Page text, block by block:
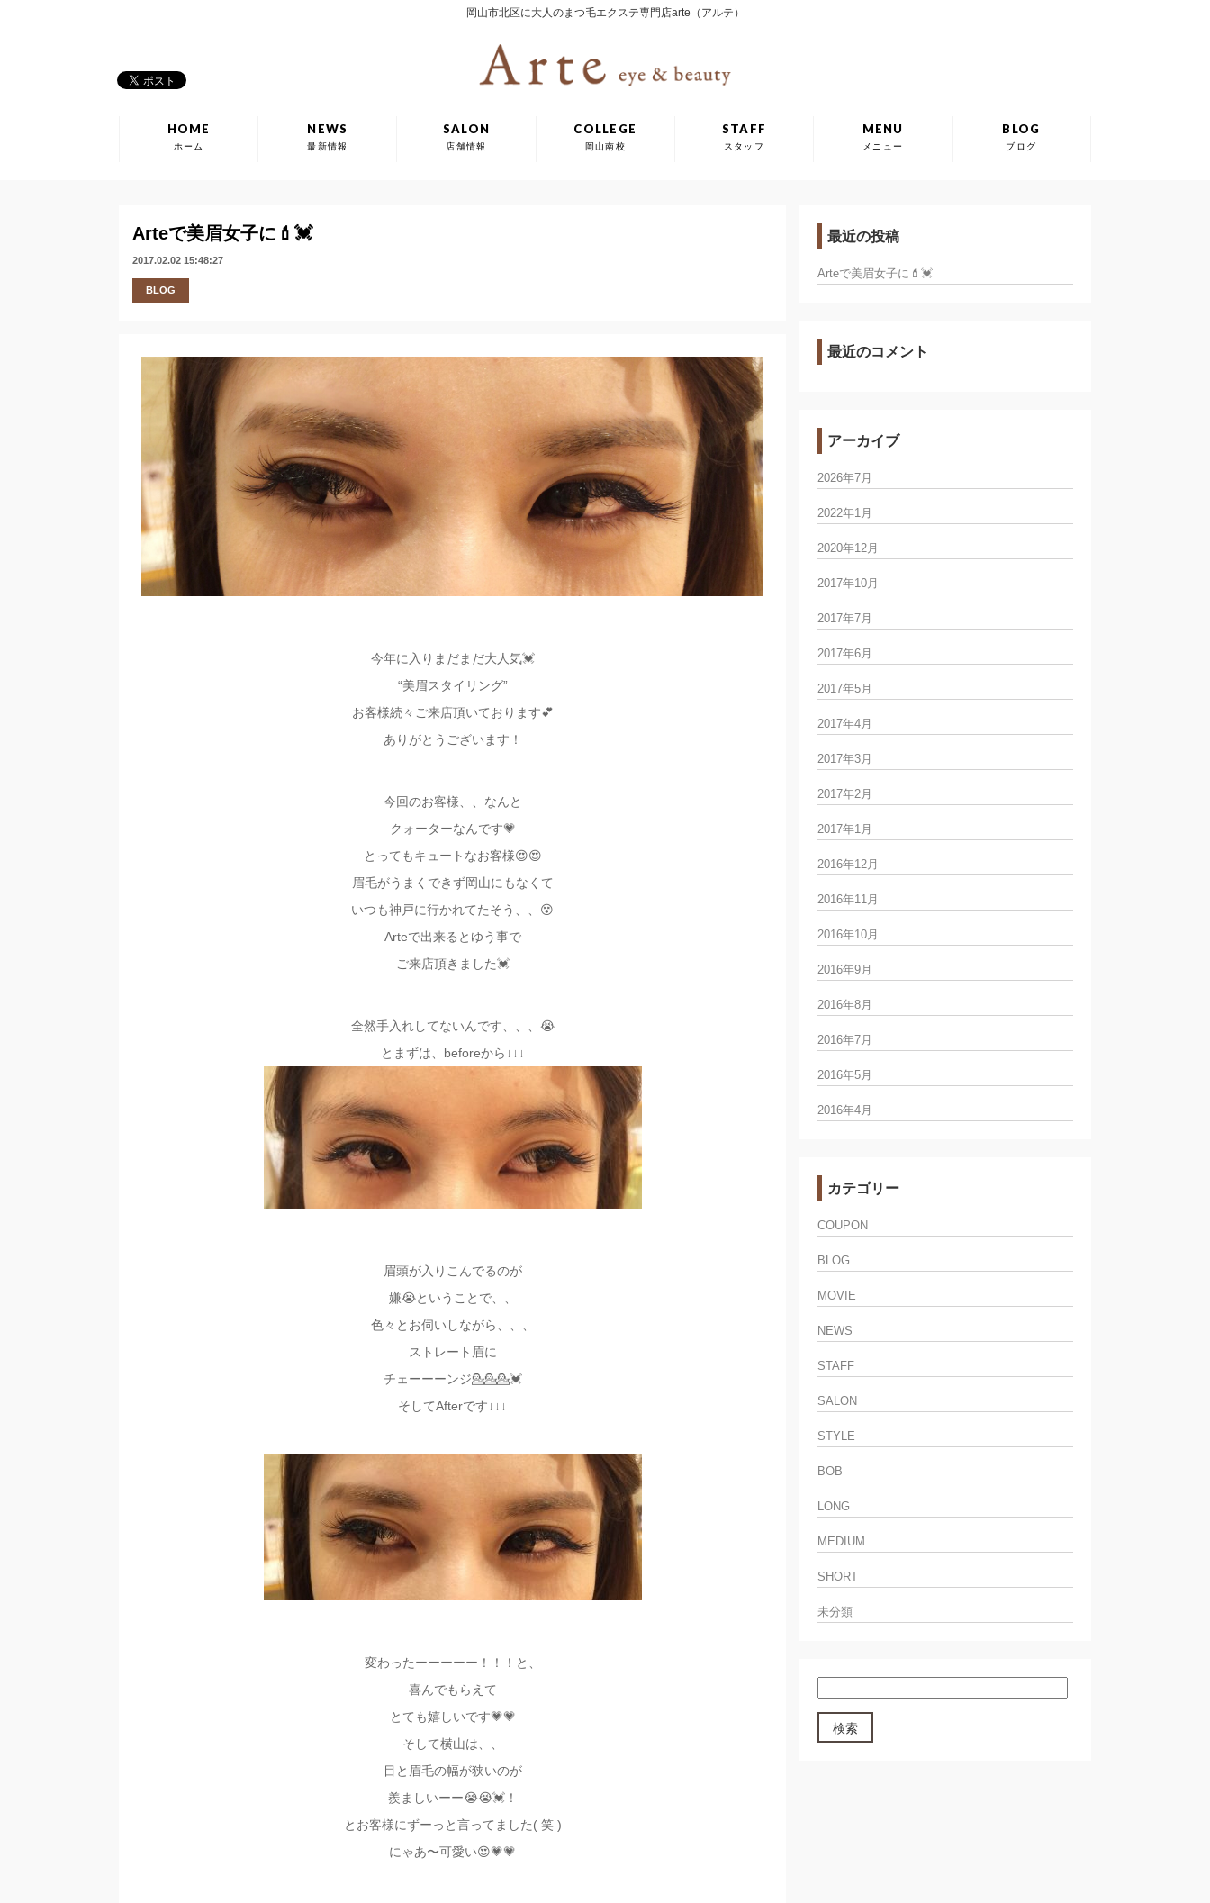
岡山市北区に大人のまつ毛エクステ専門店arte（アルテ）
HOME
ホーム
NEWS
最新情報
SALON
店舗情報
COLLEGE
岡山南校
STAFF
スタッフ
MENU
メニュー
BLOG
ブログ
Arteで美眉女子に💄💓
2017.02.02 15:48:27
BLOG
今年に入りまだまだ大人気💓
“美眉スタイリング”
お客様続々ご来店頂いております💕
ありがとうございます！
今回のお客様、、なんと
クォーターなんです💗
とってもキュートなお客様😍😍
眉毛がうまくできず岡山にもなくて
いつも神戸に行かれてたそう、、😵
Arteで出来るとゆう事で
ご来店頂きました💓
全然手入れしてないんです、、、😭
とまずは、beforeから↓↓↓
眉頭が入りこんでるのが
嫌😭ということで、、
色々とお伺いしながら、、、
ストレート眉に
チェーーーンジ💁💁💁💓
そしてAfterです↓↓↓
変わったーーーーー！！！と、
喜んでもらえて
とても嬉しいです💗💗
そして横山は、、
目と眉毛の幅が狭いのが
羨ましいーー😭😭💓！
とお客様にずーっと言ってました( 笑 )
にゃあ〜可愛い😍💗💗
最近の投稿
Arteで美眉女子に💄💓
最近のコメント
アーカイブ
2026年7月
2022年1月
2020年12月
2017年10月
2017年7月
2017年6月
2017年5月
2017年4月
2017年3月
2017年2月
2017年1月
2016年12月
2016年11月
2016年10月
2016年9月
2016年8月
2016年7月
2016年5月
2016年4月
カテゴリー
COUPON
BLOG
MOVIE
NEWS
STAFF
SALON
STYLE
BOB
LONG
MEDIUM
SHORT
未分類